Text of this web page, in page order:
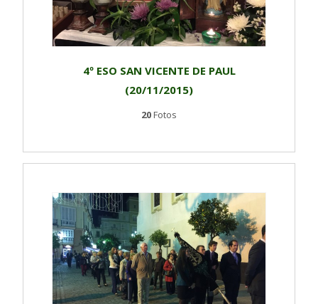
4º ESO SAN VICENTE DE PAUL
(20/11/2015)
20Fotos